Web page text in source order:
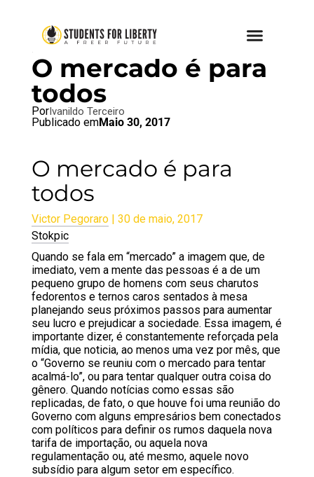
BRAZIL BLOG SFL BLOG
O mercado é para
todos
PorIvanildo Terceiro
Publicado emMaio 30, 2017
O mercado é para
todos
Victor Pegoraro| 30 de maio, 2017
Stokpic
Quando se fala em “mercado” a imagem que, de
imediato, vem a mente das pessoas é a de um
pequeno grupo de homens com seus charutos
fedorentos e ternos caros sentados à mesa
planejando seus próximos passos para aumentar
seu lucro e prejudicar a sociedade. Essa imagem, é
importante dizer, é constantemente reforçada pela
mídia, que noticia, ao menos uma vez por mês, que
o “Governo se reuniu com o mercado para tentar
acalmá-lo”, ou para tentar qualquer outra coisa do
gênero. Quando notícias como essas são
replicadas, de fato, o que houve foi uma reunião do
Governo com alguns empresários bem conectados
com políticos para definir os rumos daquela nova
tarifa de importação, ou aquela nova
regulamentação ou, até mesmo, aquele novo
subsídio para algum setor em específico.